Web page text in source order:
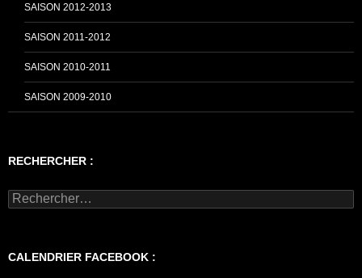
SAISON 2012-2013
SAISON 2011-2012
SAISON 2010-2011
SAISON 2009-2010
RECHERCHER :
Rechercher :
CALENDRIER FACEBOOK :